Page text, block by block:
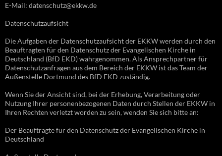
E-Mail: datenschutz@ekkw.de
Datenschutzaufsicht
Die Aufgaben der Datenschutzaufsicht der EKKW werden durch den
Beauftragten für den Datenschutz der Evangelischen Kirche in
Deutschland (BfD EKD) wahrgenommen. Als Ansprechpartner für
Datenschutzanfragen aus dem Bereich der EKKW ist das Team der
Außenstelle Dortmund des BfD EKD zuständig.
Wenn Sie der Ansicht sind, bei der Erhebung, Verarbeitung oder
Nutzung Ihrer personenbezogenen Daten durch Stellen der EKKW in
Ihren Rechten verletzt worden zu sein, wenden Sie sich bitte an:
Der Beauftragte für den Datenschutz der Evangelischen Kirche in
Deutschland